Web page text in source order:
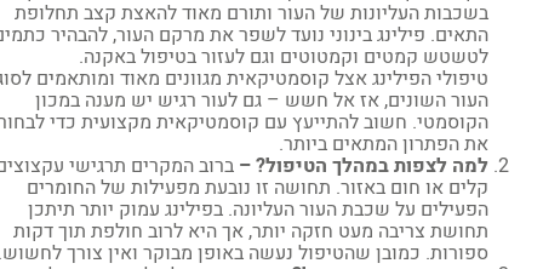
בשכבות העליונות של העור ותורם מאוד להאצת קצב תחלופת
התאים. פילינג בינוני נועד לשפר את מרקם העור, להבהיר כתמים,
לטשטש קמטים וקמטוטים וגם לעזור בטיפול באקנה.
טיפולי הפילינג אצל קוסמטיקאית מגוונים מאוד ומותאמים לסוגי
העור השונים, אז אל חשש – גם לעור רגיש יש מענה במכון
הקוסמטי. חשוב להתייעץ עם קוסמטיקאית מקצועית כדי לבחור
את הפתרון המתאים ביותר.
למה לצפות במהלך הטיפול? –ברוב המקרים תרגישי עקצוצים
קלים או חום באזור. תחושה זו נובעת מפעילות של החומרים
הפעילים על שכבת העור העליונה. בפילינג עמוק יותר תיתכן
תחושת צריבה מעט חזקה יותר, אך היא לרוב חולפת תוך דקות
ספורות. כמובן שהטיפול נעשה באופן מבוקר ואין צורך לחשוש.